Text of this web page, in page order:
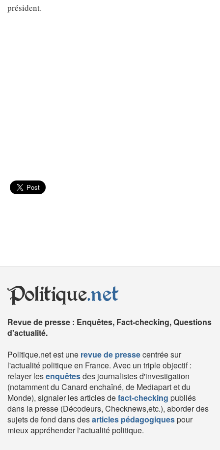
président.
Politique.net
Revue de presse : Enquêtes, Fact-checking, Questions
d'actualité.
Politique.net est une revue de pressecentrée sur
l'actualité politique en France. Avec un triple objectif :
relayer lesenquêtesdes journalistes d'investigation
(notamment du Canard enchaîné, de Mediapart et du
Monde), signaler les articles defact-checking publiés
dans la presse (Décodeurs, Checknews,etc.), aborder des
sujets de fond dans desarticles pédagogiquespour
mieux appréhender l'actualité politique.